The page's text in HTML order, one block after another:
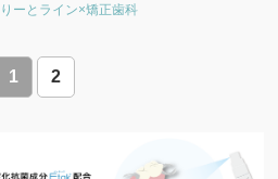
ーとライン×矯正歯科
1 2